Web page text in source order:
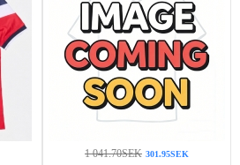
1 041.70SEK 301.95SEK